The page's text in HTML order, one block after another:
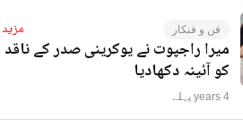
فن و فنکار مزید
میرا راجپوت نے یوکرینی صدر کے ناقد
کو آئینہ دکھادیا
4 years پہلے